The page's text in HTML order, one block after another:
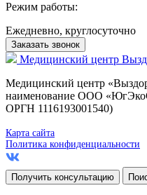
Режим работы:
Ежедневно, круглосуточно
Заказать звонок
Медицинский центр
Медицинский центр
наименование ООО
ОРГН 1116193001540)
Карта сайта
Политика конфиденциальности
Получить консультацию